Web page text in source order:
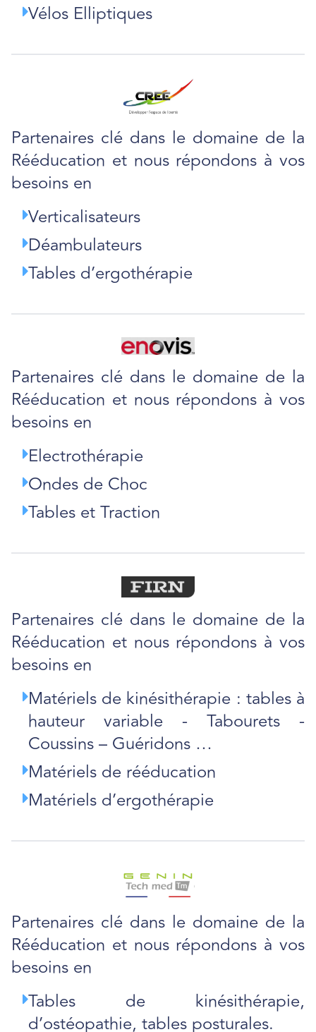
Vélos Elliptiques
Partenaires clé dans le domaine de la
Rééducation et nous répondons à vos
besoins en
Verticalisateurs
Déambulateurs
Tables d’ergothérapie
Partenaires clé dans le domaine de la
Rééducation et nous répondons à vos
besoins en
Electrothérapie
Ondes de Choc
Tables et Traction
Partenaires clé dans le domaine de la
Rééducation et nous répondons à vos
besoins en
Matériels de kinésithérapie : tables à
hauteur variable - Tabourets -
Coussins – Guéridons …
Matériels de rééducation
Matériels d’ergothérapie
Partenaires clé dans le domaine de la
Rééducation et nous répondons à vos
besoins en
Tables de kinésithérapie,
d’ostéopathie, tables posturales.